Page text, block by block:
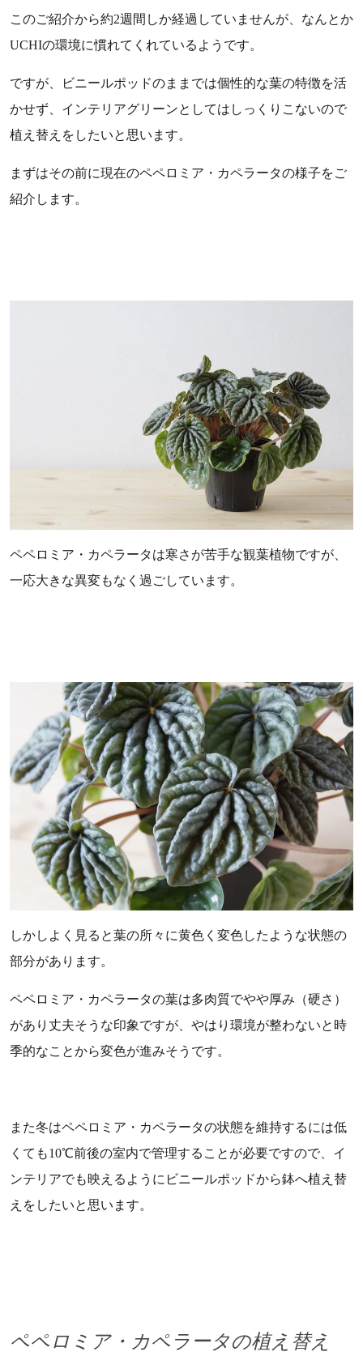
このご紹介から約2週間しか経過していませんが、なんとか
UCHIの環境に慣れてくれているようです。
ですが、ビニールポッドのままでは個性的な葉の特徴を活
かせず、インテリアグリーンとしてはしっくりこないので
植え替えをしたいと思います。
まずはその前に現在のペペロミア・カペラータの様子をご
紹介します。
ペペロミア・カペラータは寒さが苦手な観葉植物ですが、
一応大きな異変もなく過ごしています。
しかしよく見ると葉の所々に黄色く変色したような状態の
部分があります。
ペペロミア・カペラータの葉は多肉質でやや厚み（硬さ）
があり丈夫そうな印象ですが、やはり環境が整わないと時
季的なことから変色が進みそうです。
また冬はペペロミア・カペラータの状態を維持するには低
くても10℃前後の室内で管理することが必要ですので、イ
ンテリアでも映えるようにビニールポッドから鉢へ植え替
えをしたいと思います。
ペペロミア・カペラータの植え替え